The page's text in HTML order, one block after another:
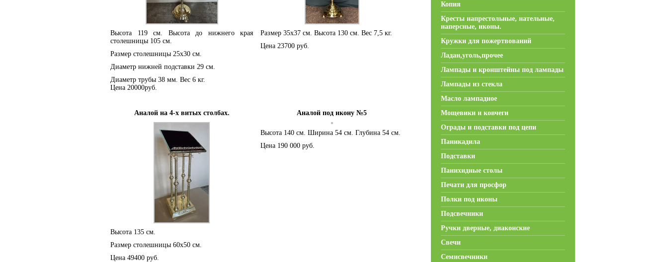
Высота 119 см. Высота до нижнего края
столешницы 105 см.
Размер столешницы 25х30 см.
Диаметр нижней подставки 29 см.
Диаметр трубы 38 мм. Вес 6 кг.
Цена 20000руб.
Размер 35х37 см. Высота 130 см. Вес 7,5 кг.
Цена 23700 руб.
Аналой на 4-х витых столбах.
Высота 135 см.
Размер столешницы 60х50 см.
Цена 49400 руб.
Аналой под икону №5
Высота 140 см. Ширина 54 см. Глубина 54 см.
Цена 190 000 руб.
Копия
Кресты напрестольные, нательные,
наперсные, иконы.
Кружки для пожертвований
Ладан,уголь,прочее
Лампады и кронштейны под лампады
Лампады из стекла
Масло лампадное
Мощевики и ковчеги
Ограды и подставки под цепи
Паникадила
Подставки
Панихидные столы
Печати для просфор
Полки под иконы
Подсвечники
Ручки дверные, диаконские
Свечи
Семисвечники